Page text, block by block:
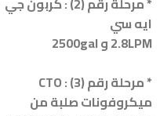
ايه سي
2.8LPM و 2500gal
* مرحلة رقم (3) : CTO
ميكروفونات صلبة من